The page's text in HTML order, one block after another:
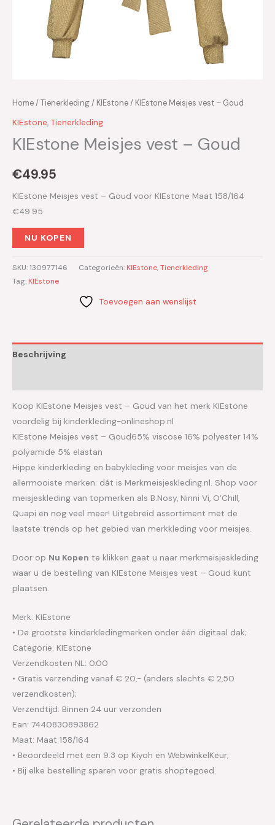
Home/Tienerkleding/ KIEstone/ KIEstone Meisjes vest – Goud
KIEstone, Tienerkleding
KIEstone Meisjes vest – Goud
€49.95
KIEstone Meisjes vest – Goud voor KIEstone Maat 158/164
€49.95
NU KOPEN
SKU:130977146 Categorieën: KIEstone,Tienerkleding
Tag: KIEstone
Toevoegen aan wenslijst
Beschrijving
Koop KIEstone Meisjes vest – Goud van het merk KIEstone
voordelig bij kinderkleding-onlineshop.nl
KIEstone Meisjes vest – Goud65% viscose 16% polyester 14%
polyamide 5% elastan
Hippe kinderkleding en babykleding voor meisjes van de
allermooiste merken: dát is Merkmeisjeskleding.nl. Shop voor
meisjeskleding van topmerken als B.Nosy, Ninni Vi, O’Chill,
Quapi en nog veel meer! Uitgebreid assortiment met de
laatste trends op het gebied van merkkleding voor meisjes.
Door op Nu Kopen te klikken gaat u naar merkmeisjeskleding
waar u de bestelling van KIEstone Meisjes vest – Goud kunt
plaatsen.
Merk: KIEstone
• De grootste kinderkledingmerken onder één digitaal dak;
Categorie: KIEstone
Verzendkosten NL: 0.00
• Gratis verzending vanaf € 20,- (anders slechts € 2,50
verzendkosten);
Verzendtijd: Binnen 24 uur verzonden
Ean: 7440830893862
Maat: Maat 158/164
• Beoordeeld met een 9.3 op Kiyoh en WebwinkelKeur;
• Bij elke bestelling sparen voor gratis shoptegoed.